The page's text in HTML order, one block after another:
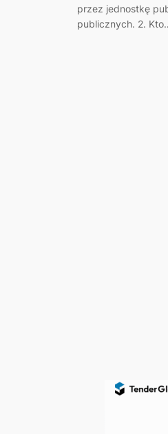
przez jednostkę
publicznych. 2.